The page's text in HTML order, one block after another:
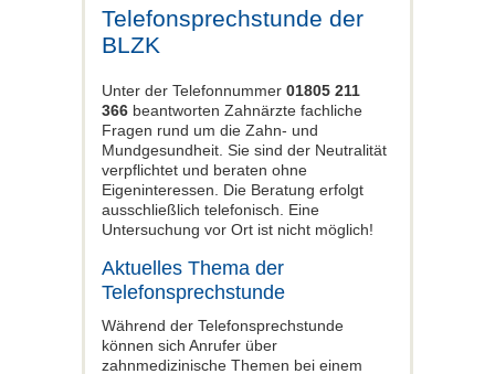
Telefonsprechstunde der
BLZK
Unter der Telefonnummer 01805 211
366 beantworten Zahnärzte fachliche
Fragen rund um die Zahn- und
Mundgesundheit. Sie sind der Neutralität
verpflichtet und beraten ohne
Eigeninteressen. Die Beratung erfolgt
ausschließlich telefonisch. Eine
Untersuchung vor Ort ist nicht möglich!
Aktuelles Thema der
Telefonsprechstunde
Während der Telefonsprechstunde
können sich Anrufer über
zahnmedizinische Themen bei einem